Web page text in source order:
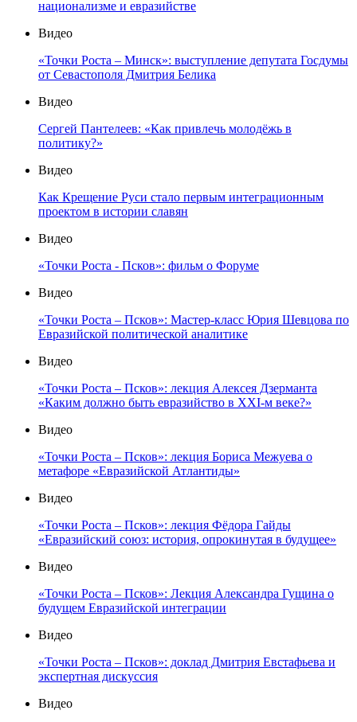
национализме и евразийстве
Видео
«Точки Роста – Минск»: выступление депутата Госдумы
от Севастополя Дмитрия Белика
Видео
Сергей Пантелеев: «Как привлечь молодёжь в
политику?»
Видео
Как Крещение Руси стало первым интеграционным
проектом в истории славян
Видео
«Точки Роста - Псков»: фильм о Форуме
Видео
«Точки Роста – Псков»: Мастер-класс Юрия Шевцова по
Евразийской политической аналитике
Видео
«Точки Роста – Псков»: лекция Алексея Дзерманта
«Каким должно быть евразийство в XXI-м веке?»
Видео
«Точки Роста – Псков»: лекция Бориса Межуева о
метафоре «Евразийской Атлантиды»
Видео
«Точки Роста – Псков»: лекция Фёдора Гайды
«Евразийский союз: история, опрокинутая в будущее»
Видео
«Точки Роста – Псков»: Лекция Александра Гущина о
будущем Евразийской интеграции
Видео
«Точки Роста – Псков»: доклад Дмитрия Евстафьева и
экспертная дискуссия
Видео